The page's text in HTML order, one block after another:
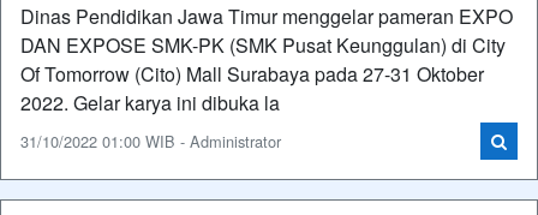
Dinas Pendidikan Jawa Timur menggelar pameran EXPO
DAN EXPOSE SMK-PK (SMK Pusat Keunggulan) di City
Of Tomorrow (Cito) Mall Surabaya pada 27-31 Oktober
2022. Gelar karya ini dibuka la
31/10/2022 01:00 WIB - Administrator